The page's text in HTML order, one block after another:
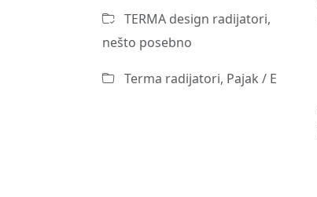
TERMA design radijatori,
nešto posebno
Terma radijatori, Pajak / E